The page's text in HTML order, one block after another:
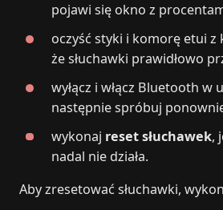
pojawi się okno z
oczyść styki i komorę etui z
że słuchawki prawidłowo
wyłącz i włącz Bluetooth w
następnie spróbuj
wykonaj reset słuchawek,
nadal nie działa.
Aby zresetować słuchawki,